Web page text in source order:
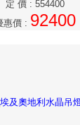
定 價 : 554400
惠價 : 92400